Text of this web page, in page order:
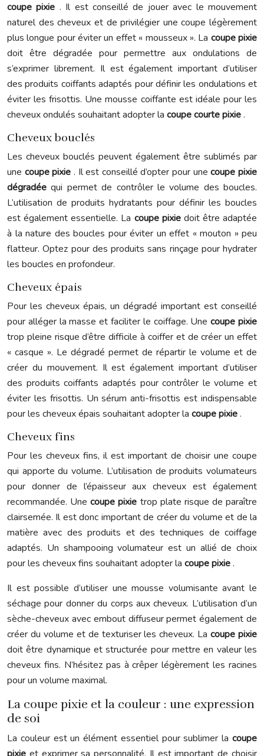
coupe pixie . Il est conseillé de jouer avec le mouvement
naturel des cheveux et de privilégier une coupe légèrement
plus longue pour éviter un effet « mousseux ». La coupe pixie
doit être dégradée pour permettre aux ondulations de
s’exprimer librement. Il est également important d’utiliser
des produits coiffants adaptés pour définir les ondulations et
éviter les frisottis. Une mousse coiffante est idéale pour les
cheveux ondulés souhaitant adopter la coupe courte pixie.
Cheveux bouclés
Les cheveux bouclés peuvent également être sublimés par
une coupe pixie . Il est conseillé d’opter pour unecoupe pixie
dégradéequi permet de contrôler le volume des boucles.
L’utilisation de produits hydratants pour définir les boucles
est également essentielle. La coupe pixie doit être adaptée
à la nature des boucles pour éviter un effet « mouton » peu
flatteur. Optez pour des produits sans rinçage pour hydrater
les boucles en profondeur.
Cheveux épais
Pour les cheveux épais, un dégradé important est conseillé
pour alléger la masse et faciliter le coiffage. Unecoupe pixie
trop pleine risque d’être difficile à coiffer et de créer un effet
« casque ». Le dégradé permet de répartir le volume et de
créer du mouvement. Il est également important d’utiliser
des produits coiffants adaptés pour contrôler le volume et
éviter les frisottis. Un sérum anti-frisottis est indispensable
pour les cheveux épais souhaitant adopter la coupe pixie.
Cheveux fins
Pour les cheveux fins, il est important de choisir une coupe
qui apporte du volume. L’utilisation de produits volumateurs
pour donner de l’épaisseur aux cheveux est également
recommandée. Unecoupe pixie trop plate risque de paraître
clairsemée. Il est donc important de créer du volume et de la
matière avec des produits et des techniques de coiffage
adaptés. Un shampooing volumateur est un allié de choix
pour les cheveux fins souhaitant adopter la coupe pixie.
Il est possible d’utiliser une mousse volumisante avant le
séchage pour donner du corps aux cheveux. L’utilisation d’un
sèche-cheveux avec embout diffuseur permet également de
créer du volume et de texturiser les cheveux. Lacoupe pixie
doit être dynamique et structurée pour mettre en valeur les
cheveux fins. N’hésitez pas à crêper légèrement les racines
pour un volume maximal.
La coupe pixie et la couleur : une expression
de soi
La couleur est un élément essentiel pour sublimer la coupe